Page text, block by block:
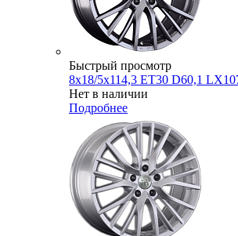
Быстрый просмотр
8x18/5x114,3 ET30 D60,1
Нет в наличии
Подробнее